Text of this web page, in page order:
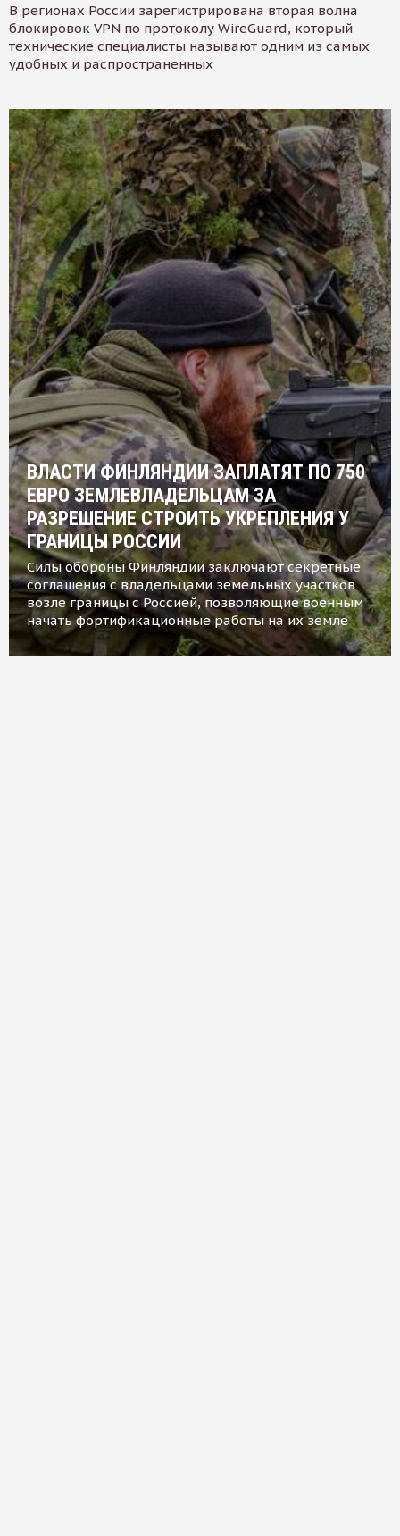
В регионах России зарегистрирована вторая волна
блокировок VPN по протоколу WireGuard, который
технические специалисты называют одним из самых
удобных и распространенных
ВЛАСТИ ФИНЛЯНДИИ ЗАПЛАТЯТ ПО 750
ЕВРО ЗЕМЛЕВЛАДЕЛЬЦАМ ЗА
РАЗРЕШЕНИЕ СТРОИТЬ УКРЕПЛЕНИЯ У
ГРАНИЦЫ РОССИИ
Силы обороны Финляндии заключают секретные
соглашения с владельцами земельных участков
возле границы с Россией, позволяющие военным
начать фортификационные работы на их земле